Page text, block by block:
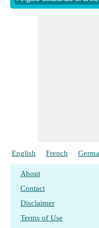
hilos, punto medio
English French
About
Contact
Disclaimer
Terms of Use